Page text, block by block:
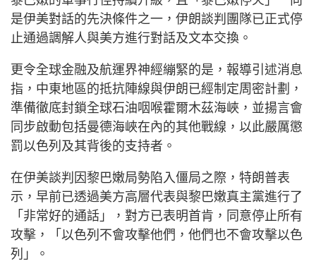
是伊美對話的先決條件之一，伊朗談判團隊已正式停
止通過調解人與美方進行對話及文本交換。
更令全球金融及航運界神經繃緊的是，報導引述消息
指，中東地區的抵抗陣線與伊朗已經制定周密計劃，
準備徹底封鎖全球石油咽喉霍爾木茲海峽，並揚言會
同步啟動包括曼德海峽在內的其他戰線，以此嚴厲懲
罰以色列及其背後的支持者。
在伊美談判因黎巴嫩局勢陷入僵局之際，特朗普表
示，早前已透過美方高層代表與黎巴嫩真主黨進行了
「非常好的通話」，對方已表明首肯，同意停止所有
攻擊，「以色列不會攻擊他們，他們也不會攻擊以色
列」。